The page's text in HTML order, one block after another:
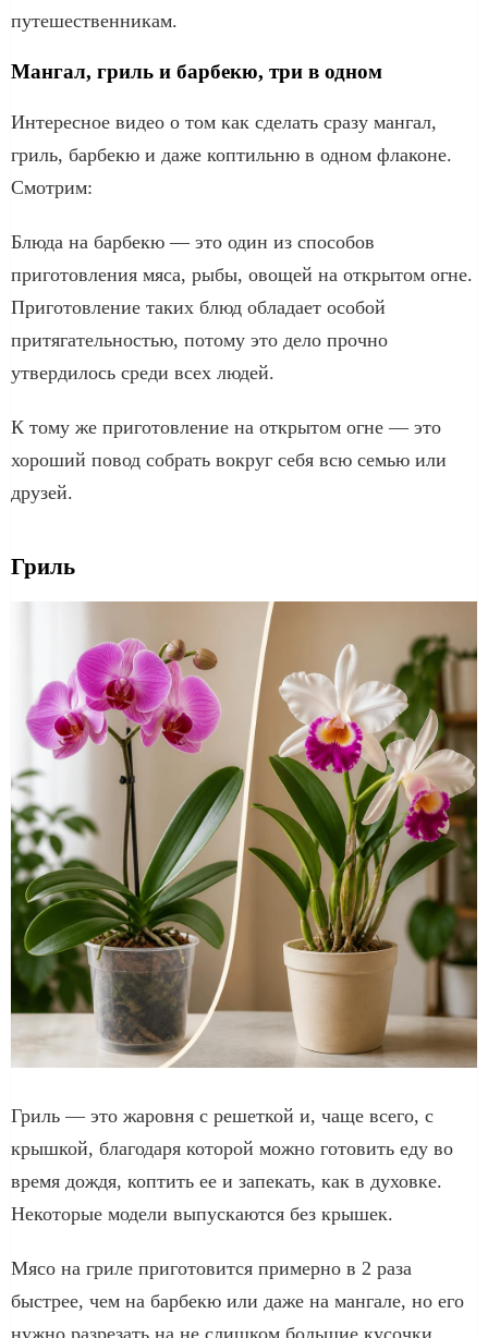
путешественникам.
Мангал, гриль и барбекю, три в одном
Интересное видео о том как сделать сразу мангал,
гриль, барбекю и даже коптильню в одном флаконе.
Смотрим:
Блюда на барбекю — это один из способов
приготовления мяса, рыбы, овощей на открытом огне.
Приготовление таких блюд обладает особой
притягательностью, потому это дело прочно
утвердилось среди всех людей.
К тому же приготовление на открытом огне — это
хороший повод собрать вокруг себя всю семью или
друзей.
Гриль
Гриль — это жаровня с решеткой и, чаще всего, с
крышкой, благодаря которой можно готовить еду во
время дождя, коптить ее и запекать, как в духовке.
Некоторые модели выпускаются без крышек.
Мясо на гриле приготовится примерно в 2 раза
быстрее, чем на барбекю или даже на мангале, но его
нужно разрезать на не слишком большие кусочки.